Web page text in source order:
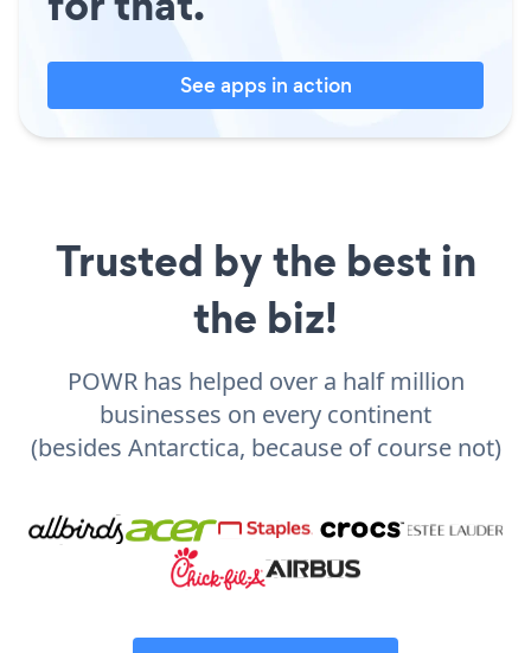
See apps in action
Trusted by the best in
the biz!
POWR has helped over a half million
businesses on every continent
(besides Antarctica, because of course not)